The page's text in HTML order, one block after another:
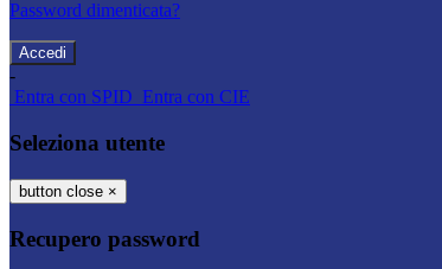
Password dimenticata?
-
Entra con SPID Entra con CIE
Seleziona utente
button close ×
Recupero password